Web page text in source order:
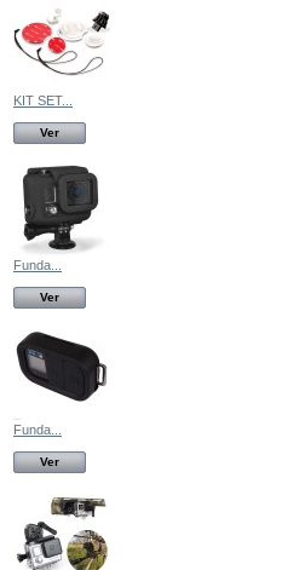
KIT SET...
Ver
Funda...
Ver
Funda...
Ver